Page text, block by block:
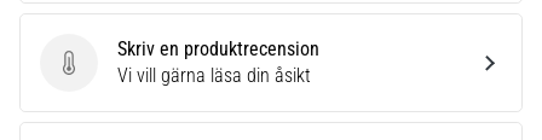
Skriv en produktrecension
Skriv en produktrecension
Vi vill gärna läsa din åsikt